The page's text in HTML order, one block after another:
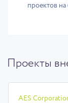
проектов
Проекты
AES